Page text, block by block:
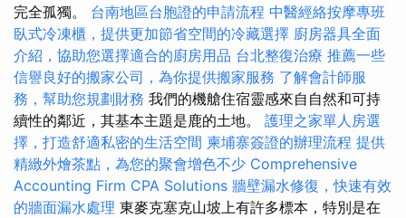
完全孤獨。 台南地區台胞證的申請流程 中醫經絡按摩專班
臥式冷凍櫃，提供更加節省空間的冷藏選擇 廚房器具全面
介紹，協助您選擇適合的廚房用品 台北整復治療 推薦一些
信譽良好的搬家公司，為你提供搬家服務 了解會計師服
務，幫助您規劃財務 我們的機艙住宿靈感來自自然和可持
續性的鄰近，其基本主題是鹿的土地。 護理之家單人房選
擇，打造舒適私密的生活空間 柬埔寨簽證的辦理流程 提供
精緻外燴茶點，為您的聚會增色不少 Comprehensive
Accounting Firm CPA Solutions 牆壁漏水修復，快速有效
的牆面漏水處理 東麥克塞克山坡上有許多標本，特別是在